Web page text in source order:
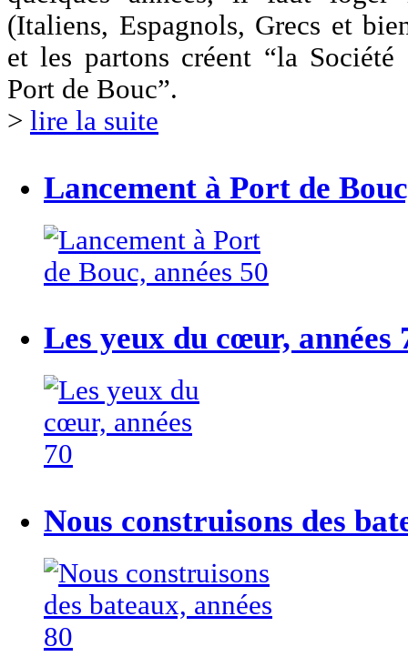
(Italiens, Espagnols, Grecs et
et les partons créent “la Société
Port de Bouc”.
> lire la suite
Lancement à Port de
Les yeux du cœur, années
Nous construisons des